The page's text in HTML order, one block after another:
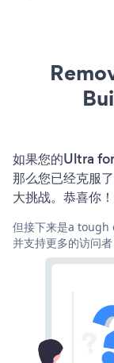
如果您的Ultra
那么您已经克服
大挑战。恭喜你！
但接下来是a
并支持更多的访问者